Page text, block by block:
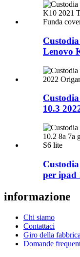
Lenovo
10.3
per ipad
informazione
Chi siamo
Contattaci
Giro della fabbrica
Domande